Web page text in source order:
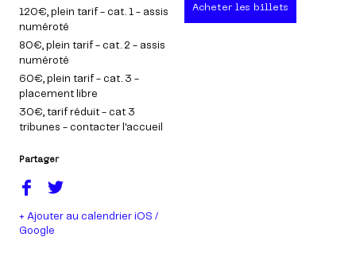
120€, plein tarif - cat. 1 - assis
numéroté
80€, plein tarif - cat. 2 - assis
numéroté
60€, plein tarif - cat. 3 -
placement libre
30€, tarif réduit - cat 3
tribunes - contacter l'accueil
Acheter les billets
Partager
+ Ajouter au calendrier iOS /
Google